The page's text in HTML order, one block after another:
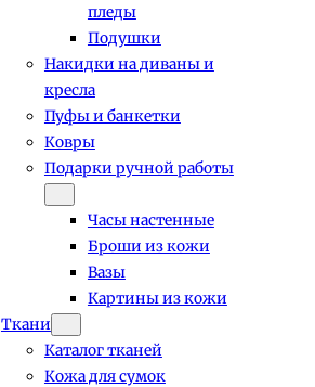
пледы
Подушки
Накидки на диваны и
кресла
Пуфы и банкетки
Ковры
Подарки ручной работы
Часы настенные
Броши из кожи
Вазы
Картины из кожи
Ткани
Каталог тканей
Кожа для сумок